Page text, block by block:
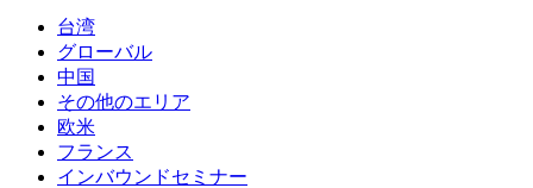
台湾
グローバル
中国
その他のエリア
欧米
フランス
インバウンドセミナー